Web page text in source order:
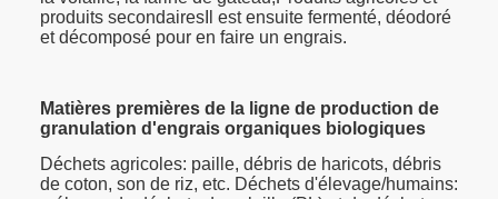
produits secondairesIl est ensuite fermenté, déodoré
et décomposé pour en faire un engrais.
Matières premières de la ligne de production de
granulation d'engrais organiques biologiques
Déchets agricoles: paille, débris de haricots, débris
de coton, son de riz, etc. Déchets d'élevage/humains: